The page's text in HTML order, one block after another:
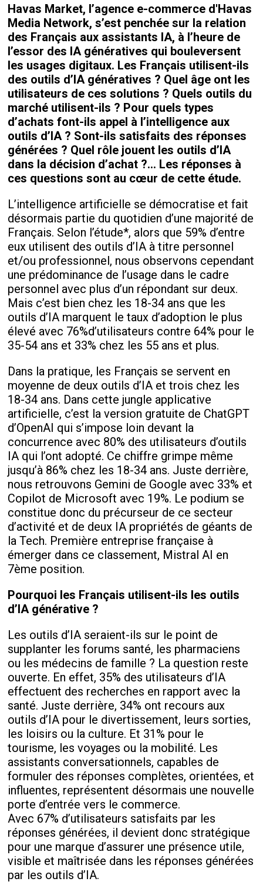
Havas Market, l’agence e-commerce d'Havas
Media Network, s’est penchée sur la relation
des Français aux assistants IA, à l’heure de
l’essor des IA génératives qui bouleversent
les usages digitaux. Les Français utilisent-ils
des outils d’IA génératives ? Quel âge ont les
utilisateurs de ces solutions ? Quels outils du
marché utilisent-ils ? Pour quels types
d’achats font-ils appel à l’intelligence aux
outils d’IA ? Sont-ils satisfaits des réponses
générées ? Quel rôle jouent les outils d’IA
dans la décision d’achat ?... Les réponses à
ces questions sont au cœur de cette étude.
L’intelligence artificielle se démocratise et fait
désormais partie du quotidien d’une majorité de
Français. Selon l’étude*, alors que 59% d’entre
eux utilisent des outils d’IA à titre personnel
et/ou professionnel, nous observons cependant
une prédominance de l’usage dans le cadre
personnel avec plus d’un répondant sur deux.
Mais c’est bien chez les 18-34 ans que les
outils d’IA marquent le taux d’adoption le plus
élevé avec 76%d’utilisateurs contre 64% pour le
35-54 ans et 33% chez les 55 ans et plus.
Dans la pratique, les Français se servent en
moyenne de deux outils d’IA et trois chez les
18-34 ans. Dans cette jungle applicative
artificielle, c’est la version gratuite de ChatGPT
d’OpenAI qui s’impose loin devant la
concurrence avec 80% des utilisateurs d’outils
IA qui l’ont adopté. Ce chiffre grimpe même
jusqu’à 86% chez les 18-34 ans. Juste derrière,
nous retrouvons Gemini de Google avec 33% et
Copilot de Microsoft avec 19%. Le podium se
constitue donc du précurseur de ce secteur
d’activité et de deux IA propriétés de géants de
la Tech. Première entreprise française à
émerger dans ce classement, Mistral AI en
7ème position.
Pourquoi les Français utilisent-ils les outils
d’IA générative ?
Les outils d’IA seraient-ils sur le point de
supplanter les forums santé, les pharmaciens
ou les médecins de famille ? La question reste
ouverte. En effet, 35% des utilisateurs d’IA
effectuent des recherches en rapport avec la
santé. Juste derrière, 34% ont recours aux
outils d’IA pour le divertissement, leurs sorties,
les loisirs ou la culture. Et 31% pour le
tourisme, les voyages ou la mobilité. Les
assistants conversationnels, capables de
formuler des réponses complètes, orientées, et
influentes, représentent désormais une nouvelle
porte d’entrée vers le commerce.
Avec 67% d’utilisateurs satisfaits par les
réponses générées, il devient donc stratégique
pour une marque d’assurer une présence utile,
visible et maîtrisée dans les réponses générées
par les outils d’IA.